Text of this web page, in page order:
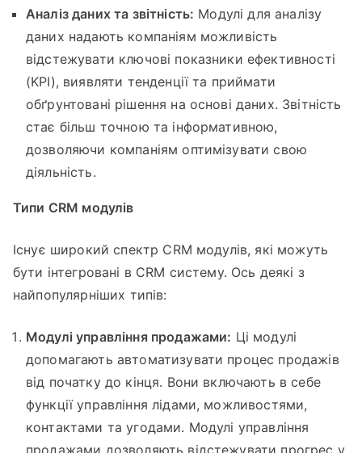
Аналіз даних та звітність: Модулі для аналізу
даних надають компаніям можливість
відстежувати ключові показники ефективності
(KPI), виявляти тенденції та приймати
обґрунтовані рішення на основі даних. Звітність
стає більш точною та інформативною,
дозволяючи компаніям оптимізувати свою
діяльність.
Типи CRM модулів
Існує широкий спектр CRM модулів, які можуть
бути інтегровані в CRM систему. Ось деякі з
найпопулярніших типів:
Модулі управління продажами: Ці модулі
допомагають автоматизувати процес продажів
від початку до кінця. Вони включають в себе
функції управління лідами, можливостями,
контактами та угодами. Модулі управління
продажами дозволяють відстежувати прогрес у